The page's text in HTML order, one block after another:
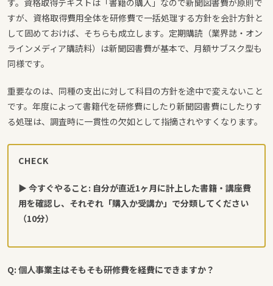
す。資格取得テキストは「書籍の購入」なので新聞図書費が原則で
すが、資格取得費用全体を研修費で一括処理する方針を会計方針と
して固めておけば、そちらも成立します。定期購読（業界誌・オン
ラインメディア購読料）は新聞図書費が基本で、月額サブスク型も
同様です。
重要なのは、同種の支出に対して科目の方針を途中で変えないこと
です。年度によって書籍代を研修費にしたり新聞図書費にしたりす
る処理は、調査時に一貫性の欠如として指摘されやすくなります。
CHECK
▶ 今すぐやること: 自分が直近1ヶ月に計上した書籍・講座費
用を確認し、それぞれ「購入か受講か」で分類してください
（10分）
Q: 個人事業主はそもそも研修費を経費にできますか？